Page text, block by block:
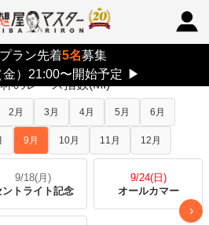
ラン先着5名募集
）21:00〜開始予定 ▶
戸新聞杯
のレース指数(MI)
2月 3月 4月 5月 6月
9月 10月 11月 12月
9/18(月)
ントライト記念
9/24(日)
オールカマー
›